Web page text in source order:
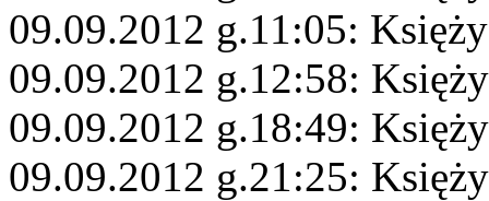
09.09.2012 g.11:05:
09.09.2012 g.12:58:
09.09.2012 g.18:49:
09.09.2012 g.21:25: